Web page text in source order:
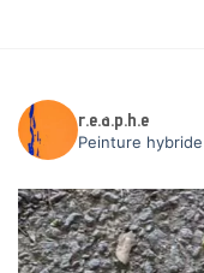
r.e.a.p.h.e
Peinture hybride